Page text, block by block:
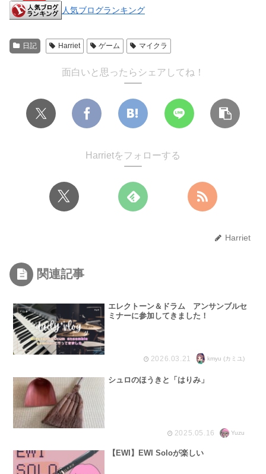
人気ブログランキング
日記 Harriet ゲーム マイクラ
面白いと思ったらシェアしてね！
Harrietをフォローする
Harriet
関連記事
エレクトーン＆ドラム アンサンブルセ
ミナーに参加してきました！
2026.03.21 kmyu (カミユ)
シュロのほうきと「はりみ」
2025.05.16 Yuzu
【EWI】EWI Soloが楽しい